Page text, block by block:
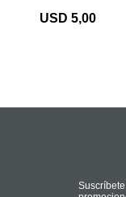
USD 5,00